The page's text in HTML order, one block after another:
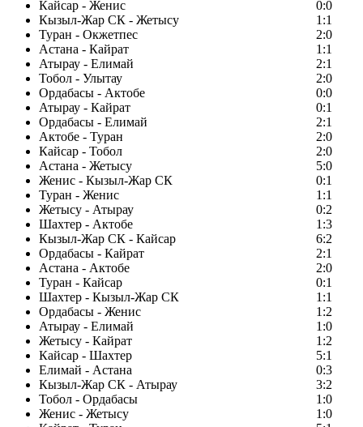
Кайсар - Женис
0:0
Кызыл-Жар СК - Жетысу
1:1
Туран - Окжетпес
2:0
Астана - Кайрат
1:1
Атырау - Елимай
2:1
Тобол - Улытау
2:0
Ордабасы - Актобе
0:0
Атырау - Кайрат
0:1
Ордабасы - Елимай
2:1
Актобе - Туран
2:0
Кайсар - Тобол
2:0
Астана - Жетысу
5:0
Женис - Кызыл-Жар СК
0:1
Туран - Женис
1:1
Жетысу - Атырау
0:2
Шахтер - Актобе
1:3
Кызыл-Жар СК - Кайсар
6:2
Ордабасы - Кайрат
2:1
Астана - Актобе
2:0
Туран - Кайсар
0:1
Шахтер - Кызыл-Жар СК
1:1
Ордабасы - Женис
1:2
Атырау - Елимай
1:0
Жетысу - Кайрат
1:2
Кайсар - Шахтер
5:1
Елимай - Астана
0:3
Кызыл-Жар СК - Атырау
3:2
Тобол - Ордабасы
1:0
Женис - Жетысу
1:0